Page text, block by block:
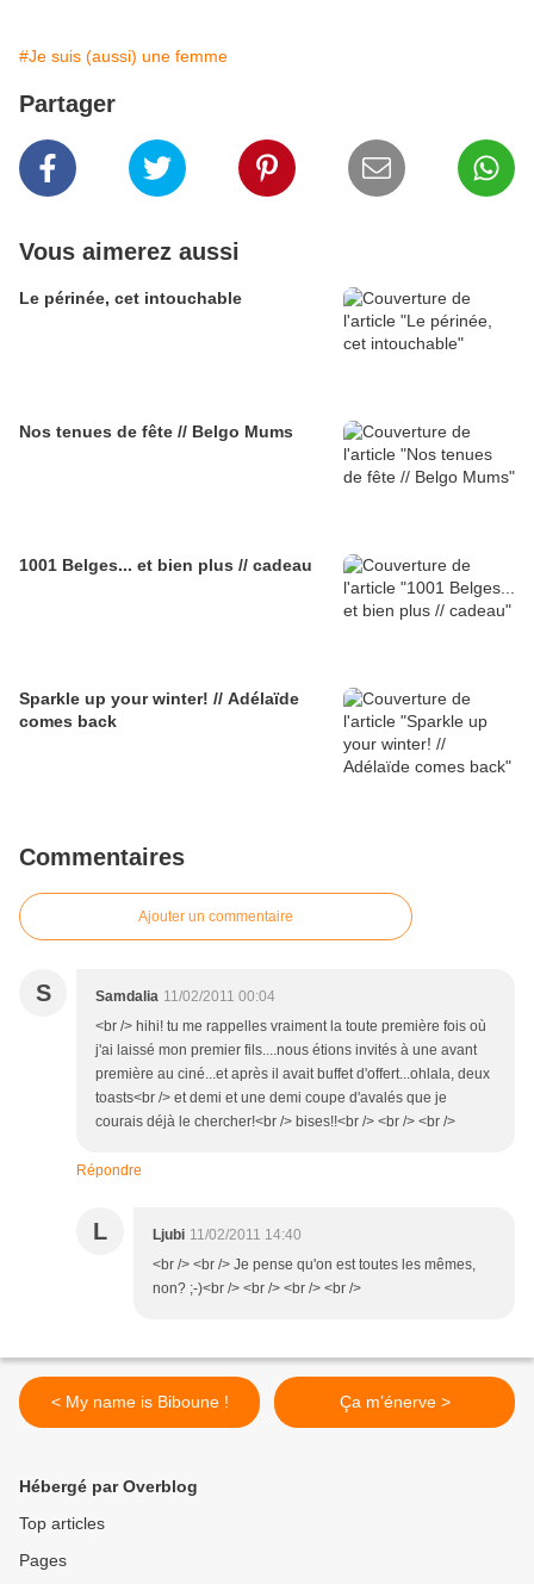
#Je suis (aussi) une femme
Partager
Vous aimerez aussi
Le périnée, cet intouchable
Nos tenues de fête // Belgo Mums
1001 Belges... et bien plus // cadeau
Sparkle up your winter! // Adélaïde
comes back
Commentaires
Ajouter un commentaire
S Samdalia 11/02/2011 00:04
<br /> hihi! tu me rappelles vraiment la toute première fois où
j'ai laissé mon premier fils....nous étions invités à une avant
première au ciné...et après il avait buffet d'offert...ohlala, deux
toasts<br /> et demi et une demi coupe d'avalés que je
courais déjà le chercher!<br /> bises!!<br /> <br /> <br />
Répondre
L Ljubi 11/02/2011 14:40
<br /> <br /> Je pense qu'on est toutes les mêmes,
non? ;-)<br /> <br /> <br /> <br />
< My name is Biboune ! Ça m’énerve >
Hébergé par Overblog
Top articles
Pages